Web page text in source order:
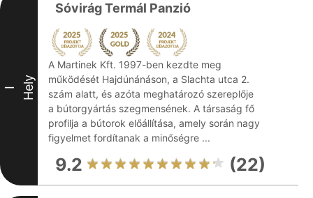
I Hely
Sóvirág Termál Panzió
A Martinek Kft. 1997-ben kezdte meg
működését Hajdúnánáson, a Slachta utca 2.
szám alatt, és azóta meghatározó szereplője
a bútorgyártás szegmensének. A társaság fő
profilja a bútorok előállítása, amely során nagy
figyelmet fordítanak a minőségre ...
9.2 (22)